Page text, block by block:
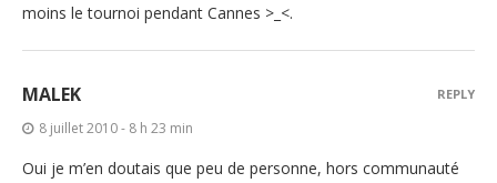
moins le tournoi pendant Cannes >_<.
MALEK
8 juillet 2010 - 8 h 23 min
Oui je m’en doutais que peu de personne, hors communauté
REPLY